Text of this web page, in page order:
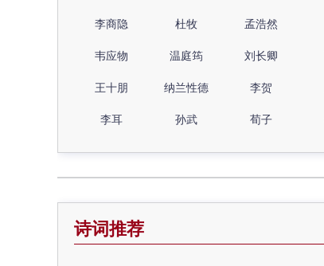
李商隐 杜牧 孟浩然
韦应物 温庭筠 刘长卿
王十朋 纳兰性德 李贺
李耳 孙武 荀子
诗词推荐